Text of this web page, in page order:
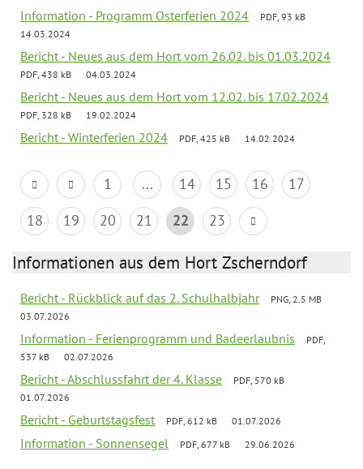
Information - Programm Osterferien 2024
PDF, 93 kB
14.03.2024
Bericht - Neues aus dem Hort vom 26.02. bis 01.03.2024
PDF, 438 kB 04.03.2024
Bericht - Neues aus dem Hort vom 12.02. bis 17.02.2024
PDF, 328 kB 19.02.2024
Bericht - Winterferien 2024 PDF, 425 kB 14.02.2024
1 ... 14 15 16
17
18
19 20 21 22 23
Informationen aus dem Hort Zscherndorf
Bericht - Rückblick auf das 2. Schulhalbjahr
PNG, 2.5 MB
03.07.2026
Information - Ferienprogramm und Badeerlaubnis
PDF,
537 kB
02.07.2026
Bericht - Abschlussfahrt der 4. Klasse
PDF, 570 kB
01.07.2026
Bericht - Geburtstagsfest PDF, 612 kB 01.07.2026
Information - Sonnensegel PDF, 677 kB 29.06.2026